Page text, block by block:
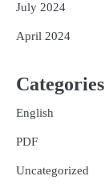
July 2024
April 2024
Categories
English
PDF
Uncategorized